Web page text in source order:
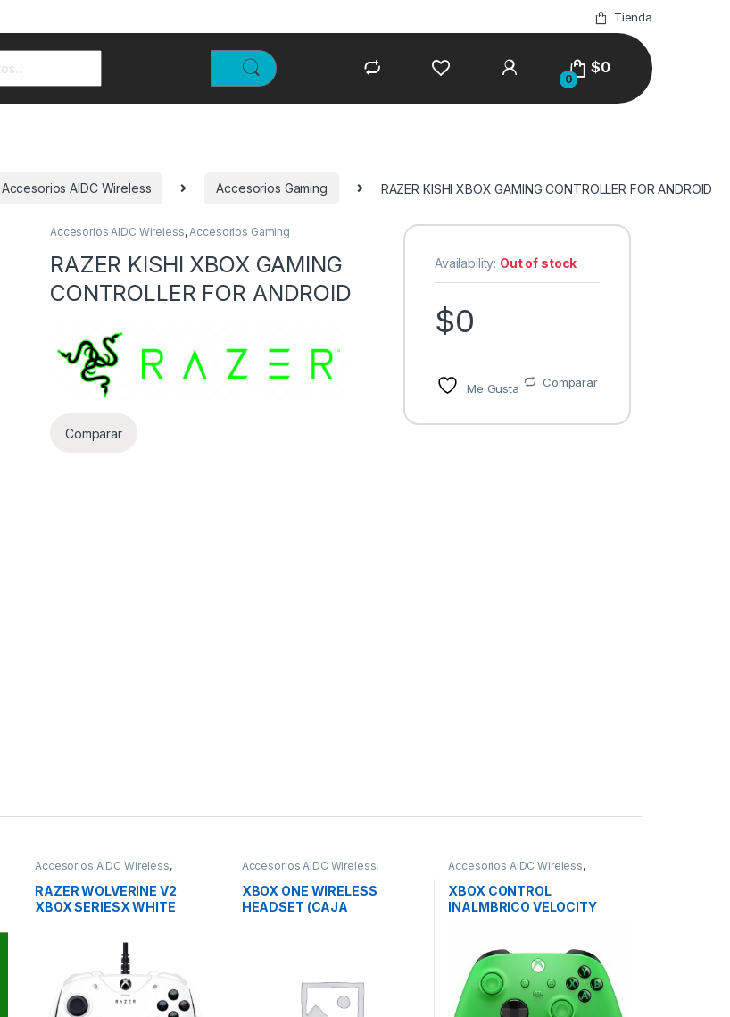
Tienda
0
$0
Accesorios AIDC Wireless Accesorios Gaming RAZER KISHI XBOX GAMING CONTROLLER FOR ANDROID
Accesorios AIDC Wireless, Accesorios Gaming
RAZER KISHI XBOX GAMING
CONTROLLER FOR ANDROID
Comparar
Availability: Out of stock
$0
Me Gusta Comparar
Accesorios AIDC Wireless,
RAZER WOLVERINE V2
XBOX SERIESX WHITE
Accesorios AIDC Wireless,
XBOX ONE WIRELESS
HEADSET (CAJA
Accesorios AIDC Wireless,
XBOX CONTROL
INALMBRICO VELOCITY